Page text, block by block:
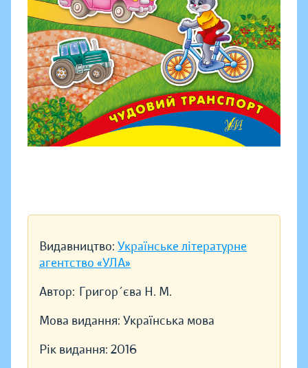
Видавництво: Українське літературне
агентство «УЛА»
Автор: Григор´єва Н. М.
Мова видання: Українська мова
Рік видання: 2016